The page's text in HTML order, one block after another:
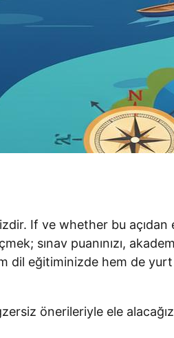
If ve whether bu açıdan
puanınızı, akademik
dil eğitiminizde hem de yurt
önerileriyle ele